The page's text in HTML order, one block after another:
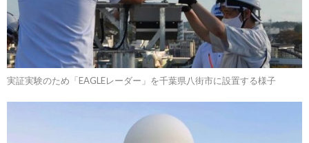
実証実験のため「EAGLEレーダー」を千葉県八街市に設置する様子